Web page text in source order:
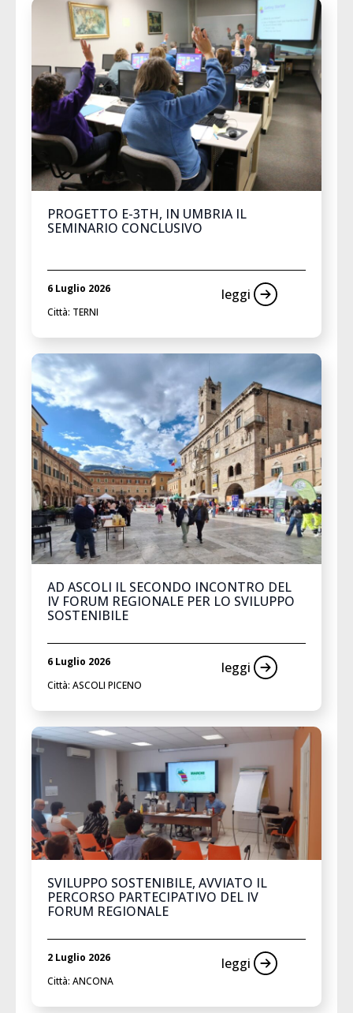
PROGETTO E-3TH, IN UMBRIA IL
SEMINARIO CONCLUSIVO
6 Luglio 2026
Città: TERNI
leggi
AD ASCOLI IL SECONDO INCONTRO DEL
IV FORUM REGIONALE PER LO SVILUPPO
SOSTENIBILE
6 Luglio 2026
Città: ASCOLI PICENO
leggi
SVILUPPO SOSTENIBILE, AVVIATO IL
PERCORSO PARTECIPATIVO DEL IV
FORUM REGIONALE
2 Luglio 2026
Città: ANCONA
leggi